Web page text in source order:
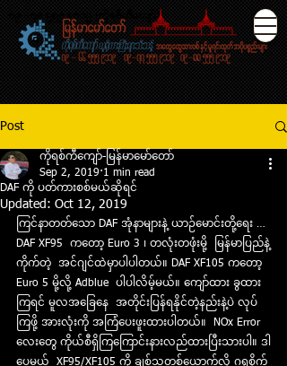
၀၉ - ၇၈ ၅၅၅ ၉၁၁၉ (ကိုရစ္ကီေက်ာ္)
Post
DAF ကို ပတ်ကားစစ်မယ်ဆိုရင်
ကိုရစ်ကီကျော်-မြန်မာ​မော်​တော်
Sep 2, 2019 1 min read
Updated: Oct 12, 2019
ကြင်နာတတ်သော DAF အုံနာများနဲ့ ယာဉ်မောင်းတို့ရေး …
DAF XF95  ကတော့ Euro 3 ၊ တလုံးတဖုံးမို့  မြန်မာပြည်နဲ့
ကိုက်တဲ့  အင်ဂျင်ထဲမှာပါပါတယ်။ DAF XF105 ကတော့
Euro 5 မို့လို့ Adblue  ပါပါလိမ့်မယ်။ ကျော်ထား ခွထား
ကြရင် မူလအခြေနေ  အတိုင်းပြန်ရနိုင်တဲ့နည်းနဲ့ပဲ လုပ်
ကြဖို့ အားလုံးကို အကြံပေးဖူးထားပါတယ်။  NOx Error
လေးတွေ ကိုယ်စီရှိကြကြောင်းနားလည်ထားပြီးသားပါ။ ဒါ
ပေမယ့်  XF95/XF105 ကို ချစ်သူတစ်ယောက်လို ဂရုစိုက်